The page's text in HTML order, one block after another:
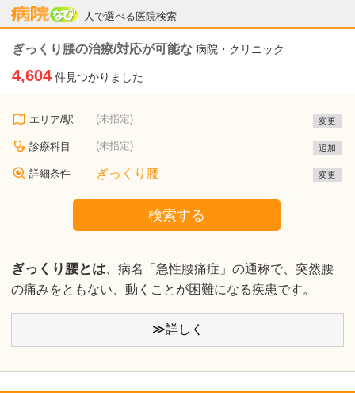
人で選べる医院検索
病院なび
ぎっくり腰の治療/対応が可能な 病院・クリニック
4,604 件見つかりました
エリア/駅 (未指定) 変更
診療科目 (未指定) 追加
詳細条件 ぎっくり腰 変更
検索する
ぎっくり腰とは 、病名「急性腰痛症」の通称で、突然腰
の痛みをともない、動くことが困難になる疾患です。
≫詳しく